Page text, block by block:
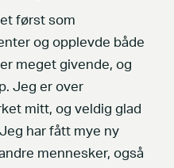
først som
og opplevde både
meget givende, og
Jeg er over
mitt, og veldig glad
Jeg har fått mye ny
mennesker, også